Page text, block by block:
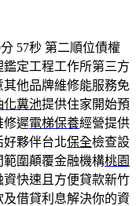
57秒 第二順位債權
定工程工作所第三方
其他品牌維修能服務免
化糞池提供住家開始預
修遲電梯保養經營提供
夥伴台北保全檢查設
圍顛覆金融機構桃園
快速且方便貸款新竹
借貸利息解決你的資